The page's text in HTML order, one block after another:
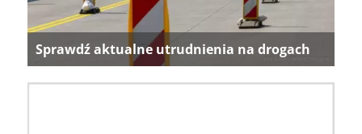
Sprawdź aktualne utrudnienia na drogach